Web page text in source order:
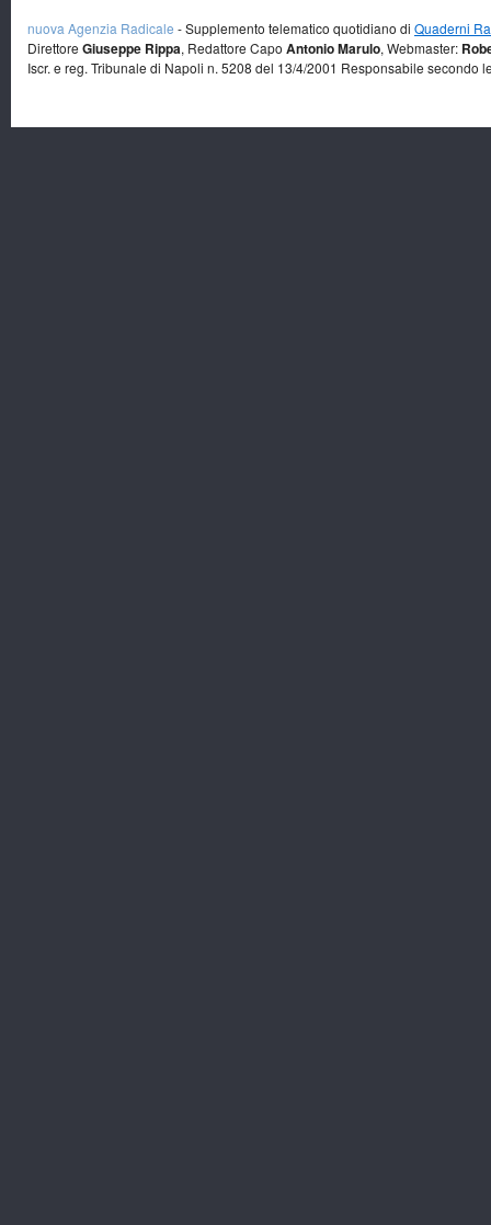
nuova Agenzia Radicale - Supplemento telematico quotidiano di Quaderni
Direttore Giuseppe Rippa, Redattore Capo Antonio Marulo, Webmaster:
Iscr. e reg. Tribunale di Napoli n. 5208 del 13/4/2001 Responsabile secondo